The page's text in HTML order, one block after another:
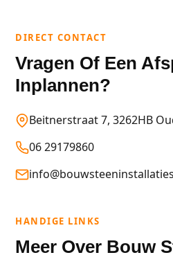
DIRECT CONTACT
Vragen Of Een
Inplannen?
Beitnerstraat 7, 3262HB
06 29179860
HANDIGE LINKS
Meer Over Bouw